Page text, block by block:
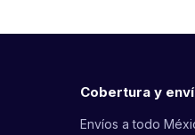
Cobertura y
Envíos a todo